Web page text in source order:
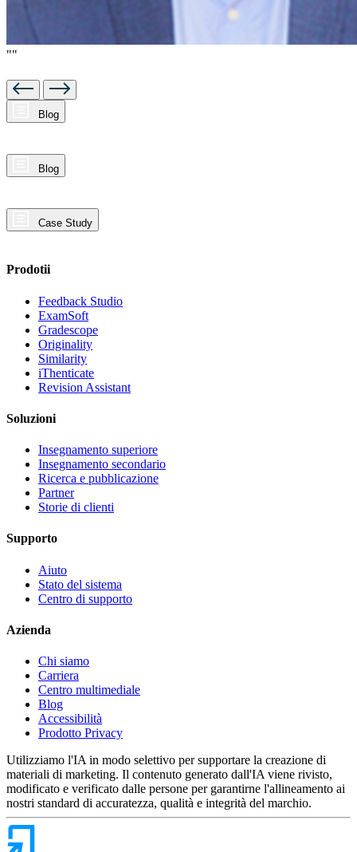
""
Blog
Blog
Case Study
Prodotii
Feedback Studio
ExamSoft
Gradescope
Originality
Similarity
iThenticate
Revision Assistant
Soluzioni
Insegnamento superiore
Insegnamento secondario
Ricerca e pubblicazione
Partner
Storie di clienti
Supporto
Aiuto
Stato del sistema
Centro di supporto
Azienda
Chi siamo
Carriera
Centro multimediale
Blog
Accessibilità
Prodotto Privacy
Utilizziamo l'IA in modo selettivo per supportare la creazione di
materiali di marketing. Il contenuto generato dall'IA viene rivisto,
modificato e verificato dalle persone per garantirne l'allineamento ai
nostri standard di accuratezza, qualità e integrità del marchio.